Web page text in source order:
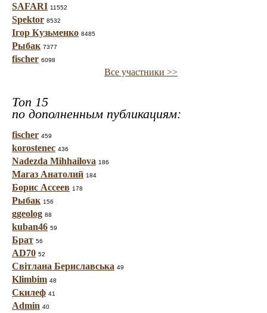
SAFARI 11552
Spektor 8532
Ігор Кузьменко 8485
Рыбак 7377
fischer 6098
Все участники >>
Топ 15
по дополненным публикациям:
fischer 459
korostenec 436
Nadezda Mihhailova 186
Магаз Анатолий 184
Борис Ассеев 178
Рыбак 156
ggeolog 88
kuban46 59
Брат 56
AD70 52
Світлана Бериславська 49
Klimbim 48
Скилеф 41
Admin 40